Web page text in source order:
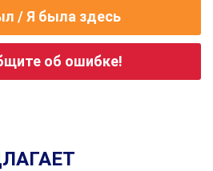
/ Я была здесь
об ошибке!